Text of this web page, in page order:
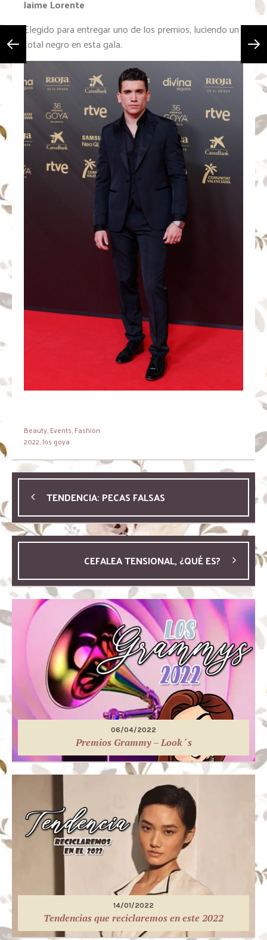
Jaime Lorente
Elegido para entregar uno de los premios, luciendo un
total negro en esta gala.
Beauty,Events,Fashion
2022,los goya
TENDENCIA: PECAS FALSAS
CEFALEA TENSIONAL, ¿QUÉ ES?
06/04/2022
Premios Grammy – Look´s
14/01/2022
Tendencias que reciclaremos en este 2022